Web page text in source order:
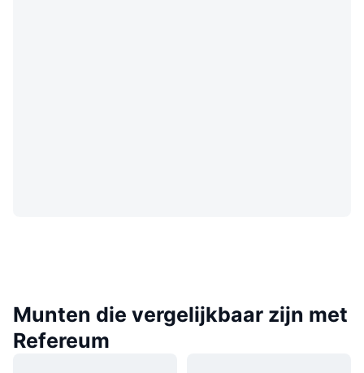
Munten die vergelijkbaar zijn met
Refereum